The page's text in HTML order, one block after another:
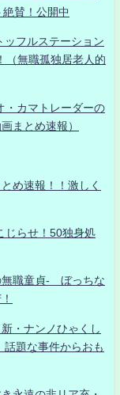
賛！公開中
ッフルステーション
（無職孤独居老人的
カマトレーダーの
まとめ速報）
め速報！！激しく
じらせ！50独身処
職童貞- ぼっちな
・ナンノひゃくし
題な事件からおも